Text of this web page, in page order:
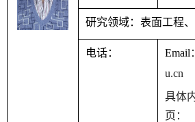
研究领域： 表面工程
电话： Email ：
u.cn
具体
页：